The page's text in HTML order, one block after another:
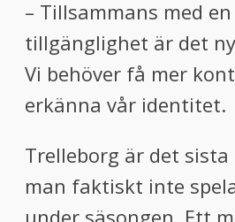
– Tillsammans med
tillgänglighet är det
Vi behöver få mer
erkänna vår identitet.
Trelleborg är det
man faktiskt inte
under säsongen. Ett